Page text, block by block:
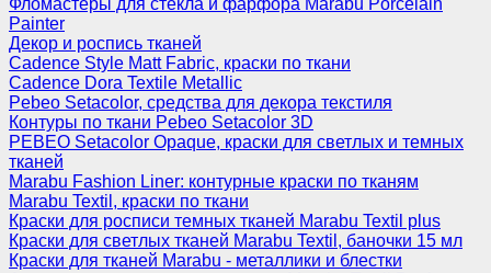
Фломастеры для стекла и фарфора Marabu Porcelain
Painter
Декор и роспись тканей
Cadence Style Matt Fabric, краски по ткани
Cadence Dora Textile Metallic
Pebeo Setacolor, средства для декора текстиля
Контуры по ткани Pebeo Setacolor 3D
PEBEO Setacolor Opaque, краски для светлых и темных
тканей
Marabu Fashion Liner: контурные краски по тканям
Marabu Textil, краски по ткани
Краски для росписи темных тканей Marabu Textil plus
Краски для светлых тканей Marabu Textil, баночки 15 мл
Краски для тканей Marabu - металлики и блестки